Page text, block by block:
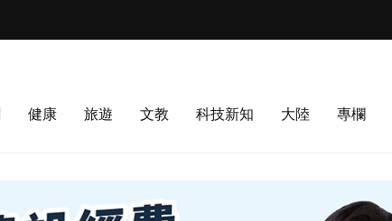
健康 旅遊 文教 科技新知 大陸 專欄